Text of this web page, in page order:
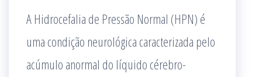
A Hidrocefalia de Pressão Normal (HPN) é
uma condição neurológica caracterizada pelo
acúmulo anormal do líquido cérebro-